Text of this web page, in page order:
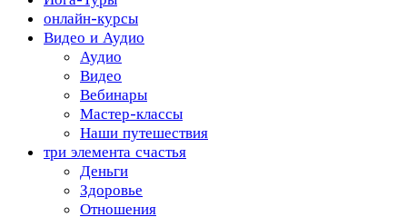
онлайн-курсы
Видео и Аудио
Аудио
Видео
Вебинары
Мастер-классы
Наши путешествия
три элемента счастья
Деньги
Здоровье
Отношения